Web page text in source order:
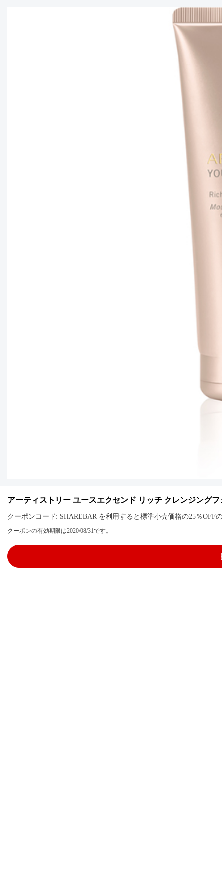
アーティストリー ユースエクセンド リッチ クレンジングフ
クーポンコード: SHAREBAR を利用すると標準小売価格の25％OFF
クーポンの有効期限は2020/08/31です。